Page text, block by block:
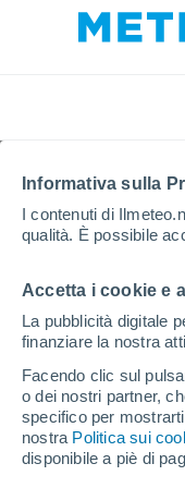
Informativa sulla
I contenuti di
qualità. È possibile
Accetta i cookie e
La pubblicità digitale
finanziare la nostra
Facendo clic sul
o dei nostri partner,
specifico per
nostra Politica sui
disponibile a piè di
Home Stati
03:25